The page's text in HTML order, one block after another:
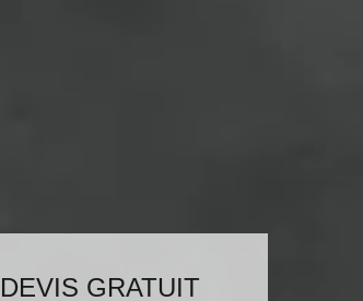
DEVIS GRATUIT